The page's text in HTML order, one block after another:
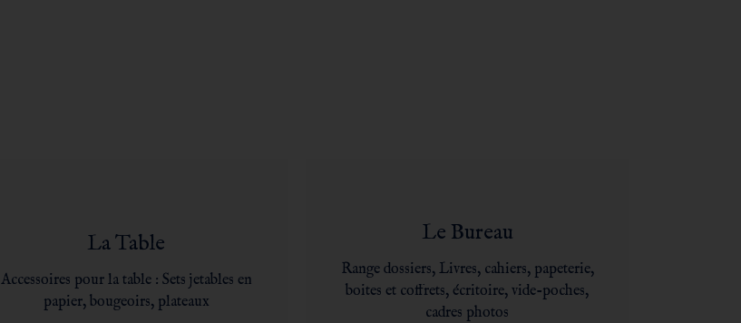
La Table
Accessoires pour la table : Sets jetables en
papier, bougeoirs, plateaux
Le Bureau
Range dossiers, Livres, cahiers, papeterie,
boites et coffrets, écritoire, vide-poches,
cadres photos